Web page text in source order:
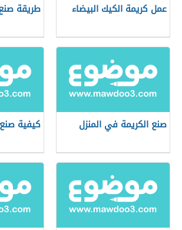
عمل كريمة الكيك البيضاء طريقة
صنع الكريمة في المنزل كيفية